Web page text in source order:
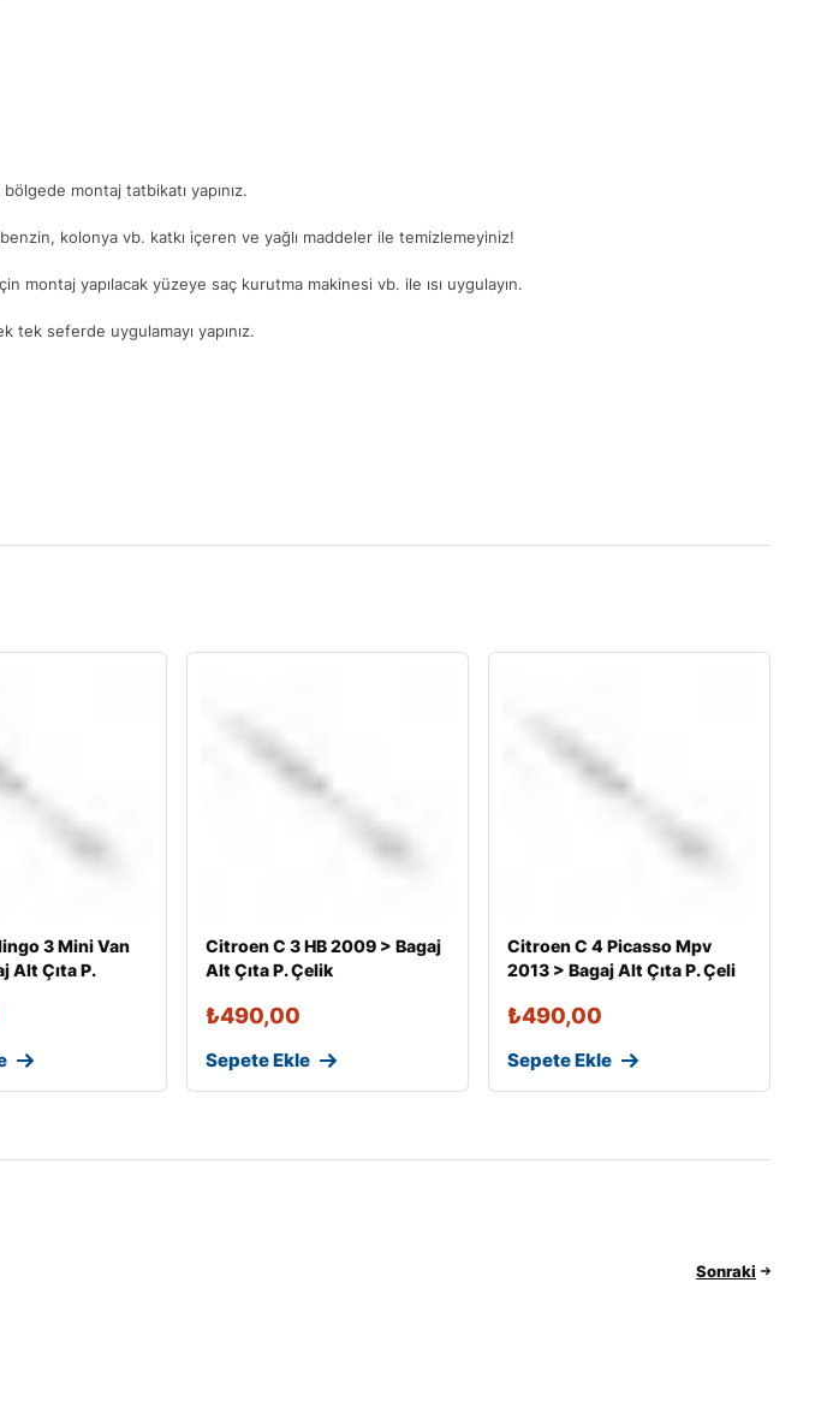
montaj tatbikatı yapınız.
kolonya vb. katkı içeren ve yağlı maddeler ile temizlemeyiniz!
yapılacak yüzeye saç kurutma makinesi vb. ile ısı uygulayın.
tek seferde uygulamayı yapınız.
3 Mini Van
Alt Çıta P.
Citroen C 3 HB 2009 > Bagaj
Alt Çıta P. Çelik
₺490,00
Sepete Ekle
Citroen C 4 Picasso Mpv
2013 > Bagaj Alt Çıta P. Çeli
₺490,00
Sepete Ekle
Sonraki